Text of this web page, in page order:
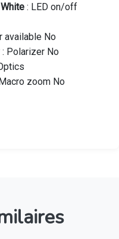
: LED on/off
available No
: Polarizer No
zoom No